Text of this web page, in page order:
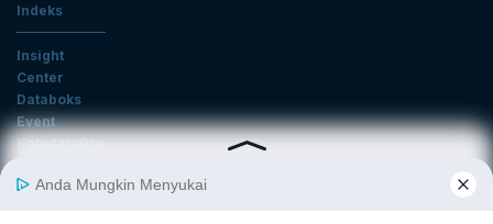
Indeks
Insight
Center
Databoks
Event
KatadataOto